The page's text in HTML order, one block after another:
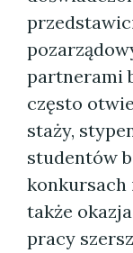
partnerami
często
staży,
studentów
także
pracy